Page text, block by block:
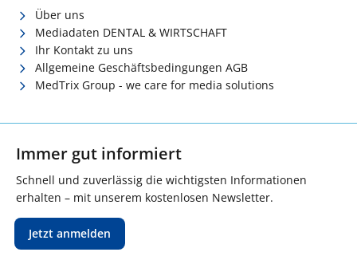
Über uns
Mediadaten DENTAL & WIRTSCHAFT
Ihr Kontakt zu uns
Allgemeine Geschäftsbedingungen AGB
MedTrix Group - we care for media solutions
Immer gut informiert
Schnell und zuverlässig die wichtigsten Informationen
erhalten – mit unserem kostenlosen Newsletter.
Jetzt anmelden